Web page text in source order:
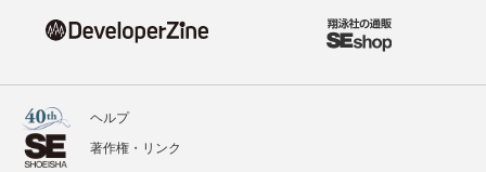
ヘルプ
著作権・リンク